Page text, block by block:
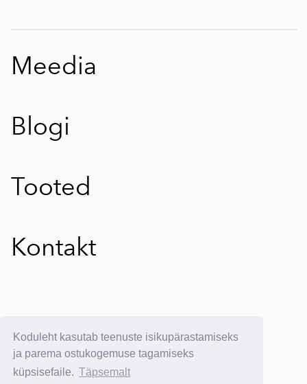
Koduleht kasutab teenuste isikupärastamiseks
ja parema ostukogemuse tagamiseks
küpsisefaile. Täpsemalt
Meedia
Blogi
Tooted
Kontakt
E-postituvi: info@yllatavkreeta.ee